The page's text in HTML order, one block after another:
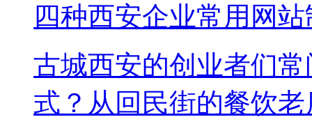
四种西安企业常用网
古城西安的创业者们
式？从回民街的餐饮